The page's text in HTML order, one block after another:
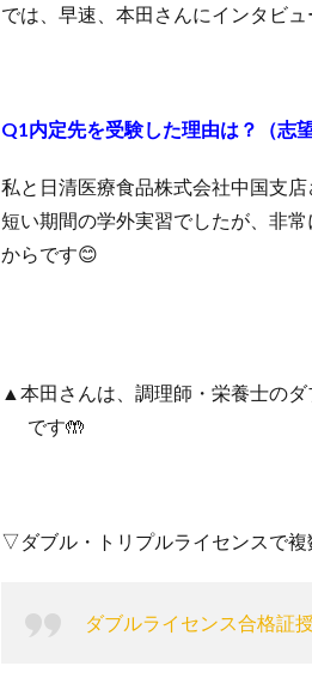
では、早速、本田さんにインタビュ
Q1内定先を受験した理由は？（志望
私と日清医療食品株式会社中国支
短い期間の学外実習でしたが、非
からです😊
▲本田さんは、調理師・栄養士の
です🤲
▽ダブル・トリプルライセンスで
ダブルライセンス合格証